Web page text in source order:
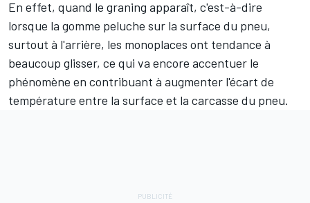
En effet, quand le graning apparaît, c'est-à-dire
lorsque la gomme peluche sur la surface du pneu,
surtout à l'arrière, les monoplaces ont tendance à
beaucoup glisser, ce qui va encore accentuer le
phénomène en contribuant à augmenter l'écart de
température entre la surface et la carcasse du pneu.